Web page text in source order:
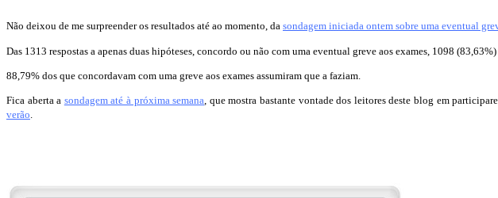
Não deixou de me surpreender os resultados até ao momento, da sondagem iniciada ontem sobre uma eventual
Das 1313 respostas a apenas duas hipóteses, concordo ou não com uma eventual greve aos exames, 1098
88,79% dos que concordavam com uma greve aos exames assumiram que a faziam.
Fica aberta a sondagem até à próxima semana, que mostra bastante vontade dos leitores deste blog em
verão.